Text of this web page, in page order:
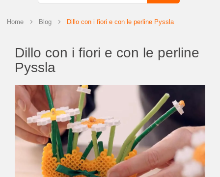
Home Blog Dillo con i fiori e con le perline Pyssla
Dillo con i fiori e con le perline
Pyssla